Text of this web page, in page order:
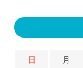
日 月